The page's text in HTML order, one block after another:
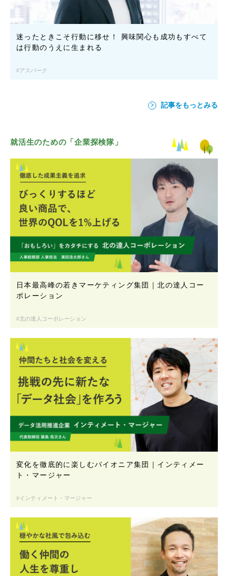
迷ったときこそ行動に移せ！ 興味関心も成功もすべて
は行動のうえに生まれる
アスパーク
記事をもっとみる
就活生のための「企業探検隊」
日本最高峰の若きマーケティング集団｜北の達人コー
ポレーション
北の達人コーポレーション
変化を徹底的に楽しむパイオニア集団｜インティメー
ト・マージャー
インティメート・マージャー